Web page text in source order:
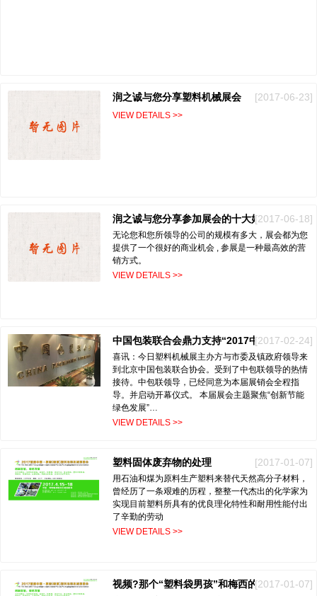
润之诚与您分享塑料机械展会 [2017-06-23]
VIEW DETAILS >>
润之诚与您分享参加展会的十大好处[2017-06-18]
无论您和您所领导的公司的规模有多大，展会都为您
提供了一个很好的商业机会 , 参展是一种最高效的营
销方式。
VIEW DETAILS >>
中国包装联合会鼎力支持“2017中国桐城（新渡）塑料机械展销会”
[2017-02-24]
喜讯：今日塑料机械展主办方与市委及镇政府领导来
到北京中国包装联合协会。受到了中包联领导的热情
接待。中包联领导，已经同意为本届展销会全程指
导。并启动开幕仪式。 本届展会主题聚焦“创新节能
绿色发展”…
VIEW DETAILS >>
塑料固体废弃物的处理 [2017-01-07]
用石油和煤为原料生产塑料来替代天然高分子材料，
曾经历了一条艰难的历程，整整一代杰出的化学家为
实现目前塑料所具有的优良理化特性和耐用性能付出
了辛勤的劳动
VIEW DETAILS >>
视频?那个“塑料袋男孩”和梅西的故事[2017-01-07]